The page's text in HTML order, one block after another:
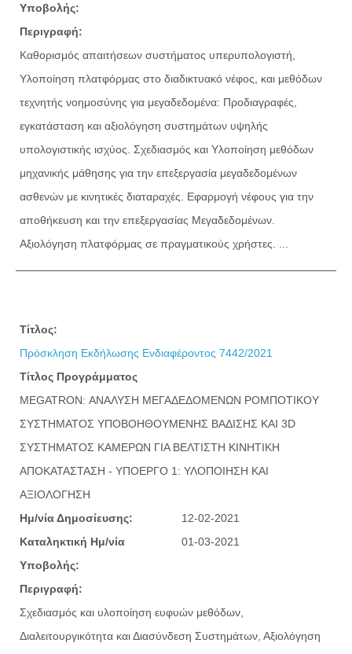
Υποβολής:
Περιγραφή:
Καθορισμός απαιτήσεων συστήματος υπερυπολογιστή,
Υλοποίηση πλατφόρμας στο διαδικτυακό νέφος, και μεθόδων
τεχνητής νοημοσύνης για μεγαδεδομένα: Προδιαγραφές,
εγκατάσταση και αξιολόγηση συστημάτων υψηλής
υπολογιστικής ισχύος. Σχεδιασμός και Υλοποίηση μεθόδων
μηχανικής μάθησης για την επεξεργασία μεγαδεδομένων
ασθενών με κινητικές διαταραχές. Εφαρμογή νέφους για την
αποθήκευση και την επεξεργασίας Μεγαδεδομένων.
Αξιολόγηση πλατφόρμας σε πραγματικούς χρήστες. ...
Τίτλος:
Πρόσκληση Εκδήλωσης Ενδιαφέροντος 7442/2021
Τίτλος Προγράμματος
MEGATRON: ΑΝΑΛΥΣΗ ΜΕΓΑΔΕΔΟΜΕΝΩΝ ΡΟΜΠΟΤΙΚΟΥ
ΣΥΣΤΗΜΑΤΟΣ ΥΠΟΒΟΗΘΟΥΜΕΝΗΣ ΒΑΔΙΣΗΣ ΚΑΙ 3D
ΣΥΣΤΗΜΑΤΟΣ ΚΑΜΕΡΩΝ ΓΙΑ ΒΕΛΤΙΣΤΗ ΚΙΝΗΤΙΚΗ
ΑΠΟΚΑΤΑΣΤΑΣΗ - ΥΠΟΕΡΓΟ 1: ΥΛΟΠΟΙΗΣΗ ΚΑΙ
ΑΞΙΟΛΟΓΗΣΗ
Ημ/νία Δημοσίευσης:
12-02-2021
Καταληκτική Ημ/νία
Υποβολής:
01-03-2021
Περιγραφή:
Σχεδιασμός και υλοποίηση ευφυών μεθόδων,
Διαλειτουργικότητα και Διασύνδεση Συστημάτων, Αξιολόγηση